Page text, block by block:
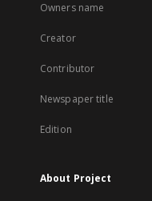
Owners name
Creator
Contributor
Newspaper title
Edition
About Project